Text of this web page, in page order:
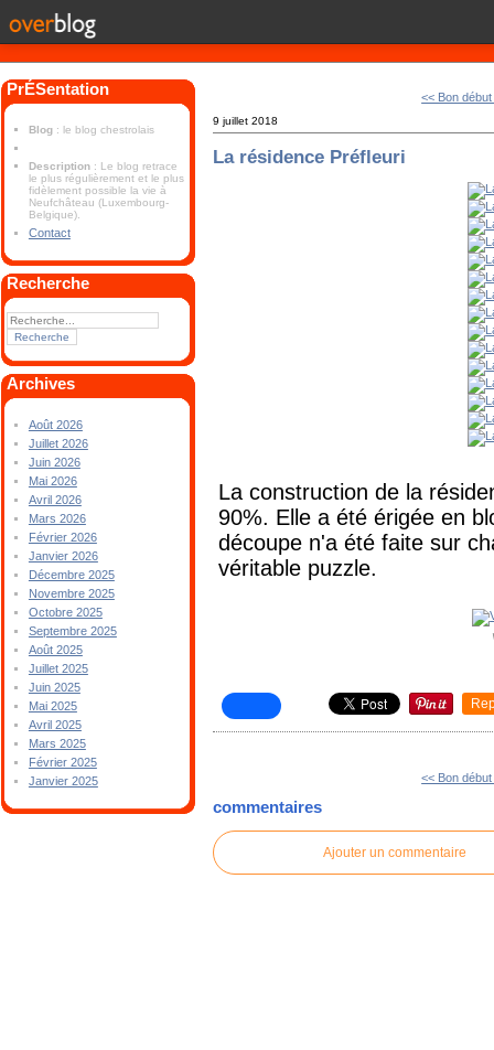
PrÉSentation
Blog : le blog chestrolais
Description : Le blog retrace
le plus régulièrement et le plus
fidèlement possible la vie à
Neufchâteau (Luxembourg-
Belgique).
Contact
Recherche
Archives
Août 2026
Juillet 2026
Juin 2026
Mai 2026
Avril 2026
Mars 2026
Février 2026
Janvier 2026
Décembre 2025
Novembre 2025
Octobre 2025
Septembre 2025
Août 2025
Juillet 2025
Juin 2025
Mai 2025
Avril 2025
Mars 2025
Février 2025
Janvier 2025
<< Bon
9 juillet 2018
La résidence Préfleuri
La construction de la
90%. Elle a été érigée en
découpe n'a été faite sur
véritable puzzle.
<< Bon
commentaires
Ajouter un commentaire